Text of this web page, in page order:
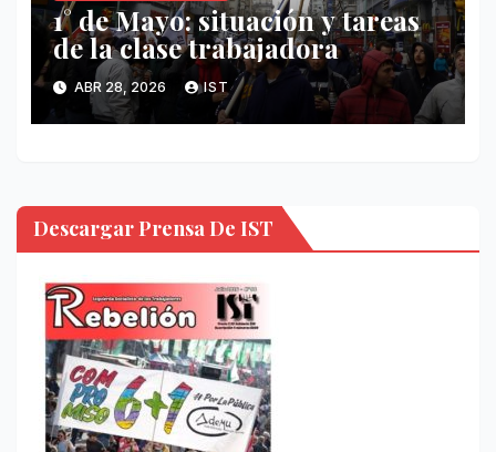
1° de Mayo: situación y tareas
de la clase trabajadora
ABR 28, 2026 IST
Descargar Prensa De IST